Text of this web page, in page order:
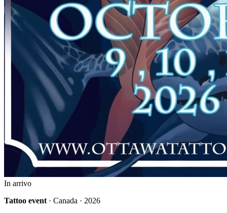
In arrivo
Tattoo event · Canada · 2026